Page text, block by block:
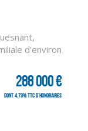
d'environ
288 000 €
dont 4.73% TTC d'honoraires